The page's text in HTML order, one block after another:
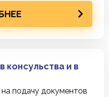
консульства и в
подачу документов